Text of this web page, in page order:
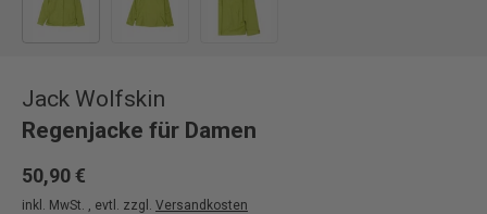
Jack Wolfskin
Regenjacke für Damen
50,90 €
inkl. MwSt. , evtl. zzgl. Versandkosten